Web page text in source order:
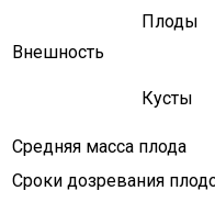
Внешность
Плоды
Кусты
Средняя масса плода
Сроки дозревания